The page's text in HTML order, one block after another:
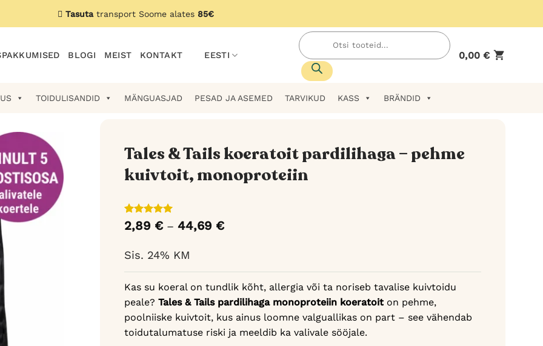
Tasutatransport Soome alates 85€
BLOGI MEIST KONTAKT EESTI
Products
search
0,00€
TOIDULISANDID MÄNGUASJAD PESAD JA ASEMED TARVIKUD KASS BRÄNDID
Tales & Tails koeratoit pardilihaga – pehme
kuivtoit, monoproteiin
Hinnatud
5/5
6
kliendi
põhjal
2,89 € – 44,69 €Hinnavahemik:
Sis. 24% KM
Kas su koeral on tundlik kõht, allergia või ta noriseb tavalise kuivtoidu
peale? Tales & Tails pardilihaga monoproteiin koeratoiton pehme,
poolniiske kuivtoit, kus ainus loomne valguallikas on part – see vähendab
toidutalumatuse riski ja meeldib ka valivale sööjale.